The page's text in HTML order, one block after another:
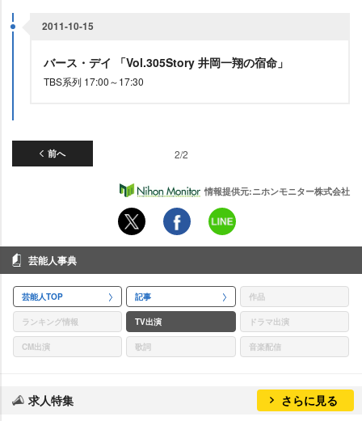
2011-10-15
バース・デイ 「Vol.305Story 井岡一翔の宿命」
TBS系列 17:00～17:30
前へ 2/2
情報提供元:ニホンモニター株式会社
芸能人事典
芸能人TOP 記事 作品
ランキング情報 TV出演 ドラマ出演
CM出演 歌詞 音楽配信
求人特集 さらに見る